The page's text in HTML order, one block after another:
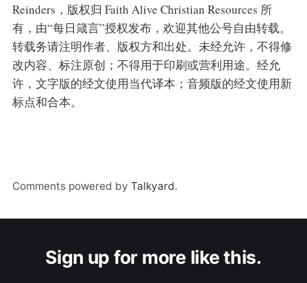
Reinders，版权归 Faith Alive Christian Resources 所
有，由“每日箴言”授权发布，欢迎其他公号自由转载。
转载务请注明作者、版权方和出处。未经允许，不得修
改内容、标注原创；不得用于印刷或营利用途。经允
许，文字版的经文使用当代译本；音频版的经文使用新
标点和合本。
Comments powered by Talkyard.
Sign up for more like this.